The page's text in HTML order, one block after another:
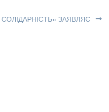
ЗАЯВЛЯЄ